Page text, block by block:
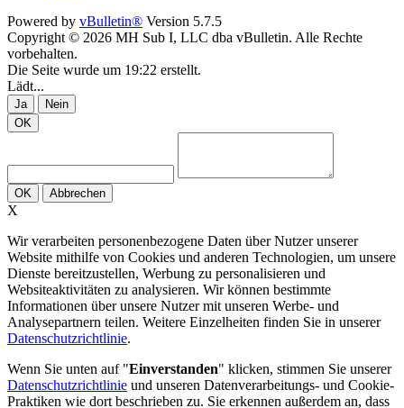
Powered by vBulletin® Version 5.7.5
Copyright © 2026 MH Sub I, LLC dba vBulletin. Alle Rechte
vorbehalten.
Die Seite wurde um 19:22 erstellt.
Lädt...
Ja
Nein
OK
OK Abbrechen
X
Wir verarbeiten personenbezogene Daten über Nutzer unserer
Website mithilfe von Cookies und anderen Technologien, um unsere
Dienste bereitzustellen, Werbung zu personalisieren und
Websiteaktivitäten zu analysieren. Wir können bestimmte
Informationen über unsere Nutzer mit unseren Werbe- und
Analysepartnern teilen. Weitere Einzelheiten finden Sie in unserer
Datenschutzrichtlinie.
Wenn Sie unten auf "Einverstanden" klicken, stimmen Sie unserer
Datenschutzrichtlinie und unseren Datenverarbeitungs- und Cookie-
Praktiken wie dort beschrieben zu. Sie erkennen außerdem an, dass